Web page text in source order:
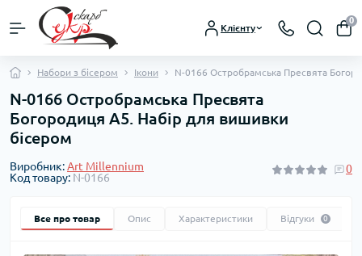
Клієнту
0
Набори з бісером Ікони N-0166 Остробрамська Пресвята
N-0166 Остробрамська Пресвята
Богородиця А5. Набір для вишивки
бісером
Виробник:Art Millennium
Код товару: N-0166
0
Все про товар Опис Характеристики Відгуки 0